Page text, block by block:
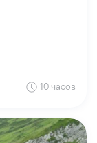
10 часов